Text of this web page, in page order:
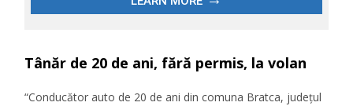
Tânăr de 20 de ani, fără permis, la volan
“Conducător auto de 20 de ani din comuna Bratca, județul